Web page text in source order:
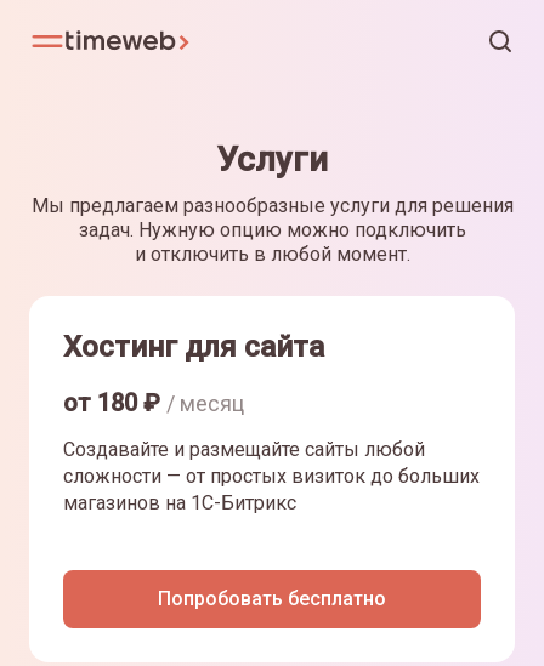
Услуги
Мы предлагаем разнообразные услуги для решения
задач. Нужную опцию можно подключить
и отключить в любой момент.
Хостинг для сайта
от 180₽ / месяц
Создавайте и размещайте сайты любой
сложности — от простых визиток до больших
магазинов на 1С-Битрикс
Попробовать бесплатно